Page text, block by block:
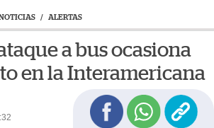
/ ALERTAS
a bus ocasiona
en la Interamericana